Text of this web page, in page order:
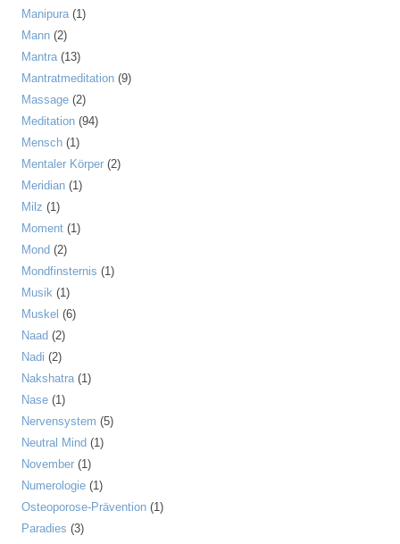
Manipura(1)
Mann (2)
Mantra(13)
Mantratmeditation (9)
Massage (2)
Meditation (94)
Mensch (1)
Mentaler Körper (2)
Meridian (1)
Milz (1)
Moment (1)
Mond (2)
Mondfinsternis (1)
Musik (1)
Muskel (6)
Naad (2)
Nadi (2)
Nakshatra(1)
Nase (1)
Nervensystem (5)
Neutral Mind (1)
November (1)
Numerologie (1)
Osteoporose-Prävention (1)
Paradies (3)